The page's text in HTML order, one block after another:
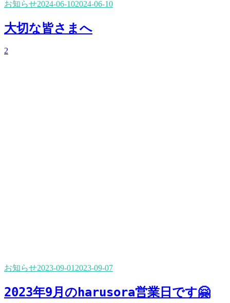
お知らせ2024-06-102024-06-10
大切な皆さまへ
2
お知らせ2023-09-012023-09-07
2023年9月のharusora営業日です🤗